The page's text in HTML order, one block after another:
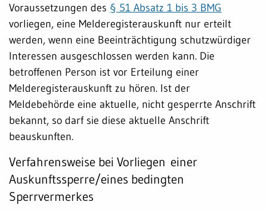
Voraussetzungen des § 51 Absatz 1 bis 3 BMG
vorliegen, eine Melderegisterauskunft nur erteilt
werden, wenn eine Beeinträchtigung schutzwürdiger
Interessen ausgeschlossen werden kann. Die
betroffenen Person ist vor Erteilung einer
Melderegisterauskunft zu hören. Ist der
Meldebehörde eine aktuelle, nicht gesperrte Anschrift
bekannt, so darf sie diese aktuelle Anschrift
beauskunften.
Verfahrensweise bei Vorliegen einer
Auskunftssperre/eines bedingten
Sperrvermerkes